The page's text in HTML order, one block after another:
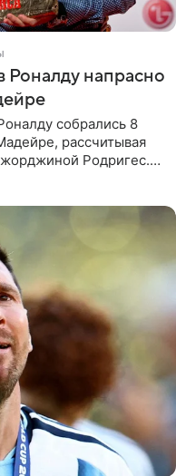
напрасно
собрались 8
рассчитывая
Родригес.